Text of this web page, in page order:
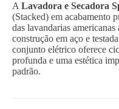
A Lavadora e Secadora
(Stacked) em acabamento
das lavandarias
construção em aço e
conjunto elétrico oferece
profunda e uma estética
padrão.